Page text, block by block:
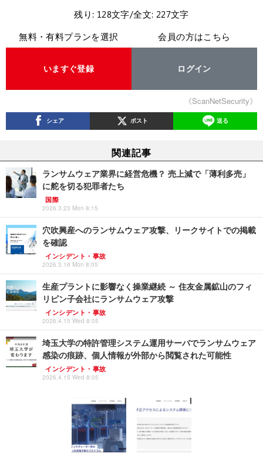
残り: 128文字/全文: 227文字
無料・有料プランを選択
いますぐ登録
会員の方はこちら
ログイン
《ScanNetSecurity》
シェア ポスト 送る
関連記事
ランサムウェア業界に経営危機？ 売上減で「薄利多売」
に舵を切る犯罪者たち
国際
2026.3.23 Mon 8:15
穴吹興産へのランサムウェア攻撃、リークサイトでの掲載
を確認
インシデント・事故
2026.3.16 Mon 8:05
生産プラントに影響なく操業継続 ～ 住友金属鉱山のフィ
リピン子会社にランサムウェア攻撃
インシデント・事故
2026.4.15 Wed 8:05
埼玉大学の特許管理システム運用サーバでランサムウェア
感染の痕跡、個人情報が外部から閲覧された可能性
インシデント・事故
2026.4.15 Wed 8:05